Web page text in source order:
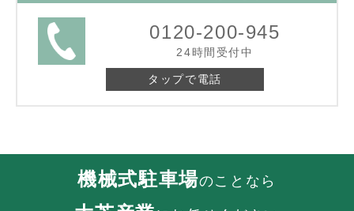
0120-200-945
24時間受付中
タップで電話
機械式駐車場のことなら